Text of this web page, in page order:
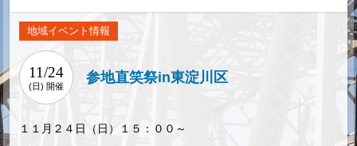
地域イベント情報
11/24
(日) 開催
参地直笑祭in東淀川区
１１月２４日（日）１５：００～